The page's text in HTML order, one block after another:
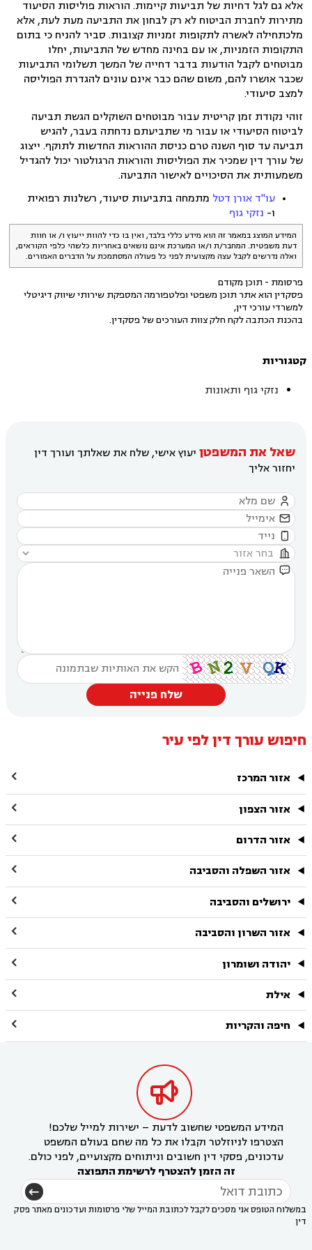
אלא גם לגל דחיות של תביעות קיימות. הוראות פוליסות הסיעוד
מתירות לחברת הביטוח לא רק לבחון את התביעה מעת לעת, אלא
מלכתחילה לאשרה לתקופות זמניות קצובות. סביר להניח כי בתום
התקופות הזמניות, או עם בחינה מחדש של התביעות, יחלו
מבוטחים לקבל הודעות בדבר דחייה של המשך תשלומי התביעות
שכבר אושרו להם, משום שהם כבר אינם עונים להגדרת הפוליסה
למצב סיעודי.
זוהי נקודת זמן קריטית עבור מבוטחים השוקלים הגשת תביעה
לביטוח הסיעודי או עבור מי שתביעתם נדחתה בעבר, להגיש
תביעה עד סוף השנה טרם כניסת ההוראות החדשות לתוקף. ייצוג
של עורך דין שמכיר את הפוליסות והוראות הרגולטור יכול להגדיל
משמעותית את הסיכויים לאישור התביעה.
עו"ד אורן דטל מתמחה בתביעות סיעוד, רשלנות רפואית
ו- נזקי גוף
המידע המוצג במאמר זה הוא מידע כללי בלבד, ואין בו כדי להוות ייעוץ ו/ או חוות
דעת משפטית. המחבר/ת ו/או המערכת אינם נושאים באחריות כלשהי כלפי הקוראים,
ואלה נדרשים לקבל עצה מקצועית לפני כל פעולה המסתמכת על הדברים האמורים.
פרסומת - תוכן מקודם
פסקדין הוא אתר תוכן משפטי ופלטפורמה המספקת שירותי שיווק דיגיטלי
למשרדי עורכי דין,
בהכנת הכתבה לקח חלק צוות העורכים של פסקדין.
קטגוריות
נזקי גוף ותאונות
שאל את המשפטן יעוץ אישי, שלח את שאלתך ועורך דין
יחזור אליך





שלח פנייה
חיפוש עורך דין לפי עיר
אזור המרכז 
אזור הצפון 
אזור הדרום 
אזור השפלה והסביבה 
ירושלים והסביבה 
אזור השרון והסביבה 
יהודה ושומרון 
אילת 
חיפה והקריות 

המידע המשפטי שחשוב לדעת – ישירות למייל שלכם!
הצטרפו לניוזלטר וקבלו את כל מה שחם בעולם המשפט
עדכונים, פסקי דין חשובים וניתוחים מקצועיים, לפני כולם.
זה הזמן להצטרף לרשימת התפוצה
במשלוח הטופס אני מסכים לקבל לכתובת המייל שלי פרסומות ועדכונים מאתר פסק
דין